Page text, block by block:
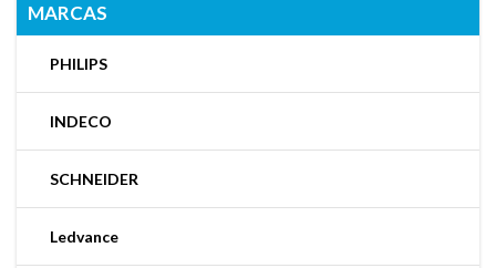
MARCAS
PHILIPS
INDECO
SCHNEIDER
Ledvance